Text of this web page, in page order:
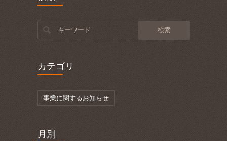
キーワード
カテゴリ
事業に関するお知らせ
月別